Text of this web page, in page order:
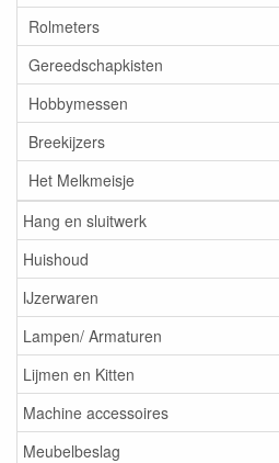
Rolmeters
Gereedschapkisten
Hobbymessen
Breekijzers
Het Melkmeisje
Hang en sluitwerk
Huishoud
IJzerwaren
Lampen/ Armaturen
Lijmen en Kitten
Machine accessoires
Meubelbeslag